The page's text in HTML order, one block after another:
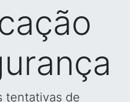
tentativas de